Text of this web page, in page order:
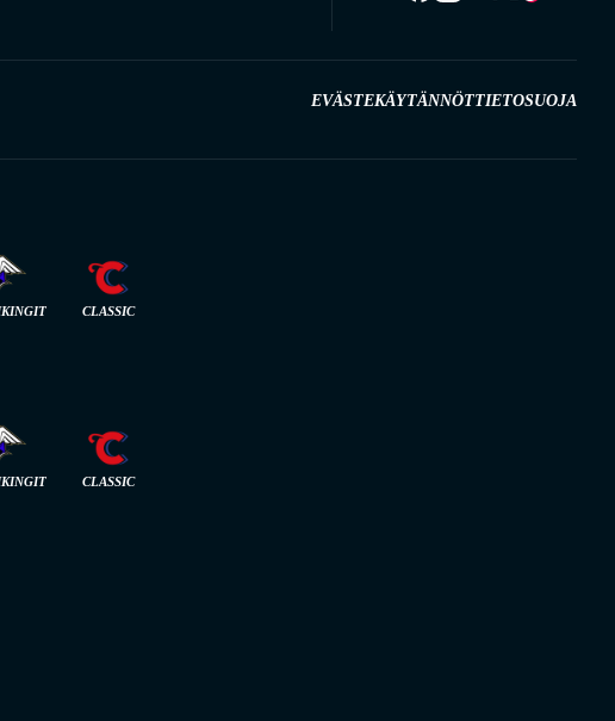
EVÄSTEKÄYTÄNNÖTTIETOSUOJA
CLASSIC
CLASSIC